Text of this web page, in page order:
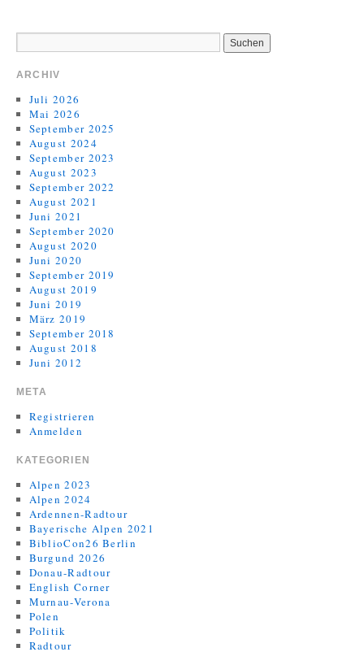
ARCHIV
Juli 2026
Mai 2026
September 2025
August 2024
September 2023
August 2023
September 2022
August 2021
Juni 2021
September 2020
August 2020
Juni 2020
September 2019
August 2019
Juni 2019
März 2019
September 2018
August 2018
Juni 2012
META
Registrieren
Anmelden
KATEGORIEN
Alpen 2023
Alpen 2024
Ardennen-Radtour
Bayerische Alpen 2021
BiblioCon26 Berlin
Burgund 2026
Donau-Radtour
English Corner
Murnau-Verona
Polen
Politik
Radtour